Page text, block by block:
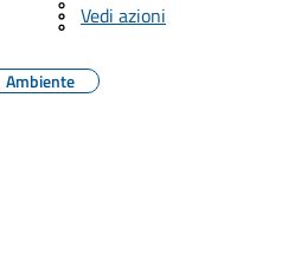
Vedi azioni
Ambiente